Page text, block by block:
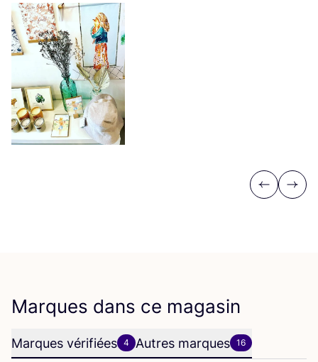
Previous
Next
Marques dans ce magasin
Marques vérifiées 4 Autres marques 16